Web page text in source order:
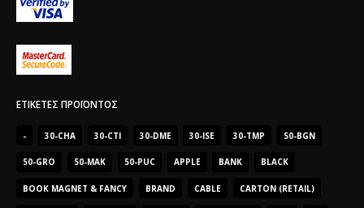
ΕΤΙΚΈΤΕΣ ΠΡΟΪΌΝΤΟΣ
- 30-CHA 30-CTI 30-DME 30-ISE 30-TMP 50-BGN
50-GRO 50-MAK 50-PUC APPLE BANK BLACK
BOOK MAGNET & FANCY BRAND CABLE CARTON (RETAIL)